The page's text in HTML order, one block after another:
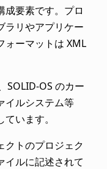
成要素です。プロ
ラリやアプリケー
ォーマットは XML
SOLID-OS のカー
イルシステム等
います。
クトのプロジェク
イルに記述されて